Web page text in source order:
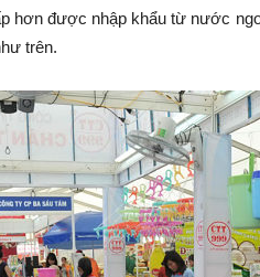
hơn được nhập khẩu từ nước
trên.